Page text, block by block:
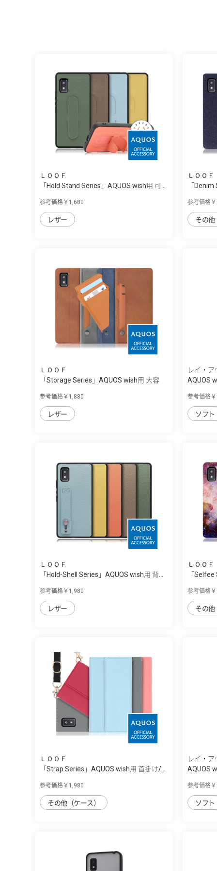
ＬＯＯＦ
「Hold Stand Series」AQUOS wish用 可...
参考価格￥1,680
レザー
ＬＯＯＦ
「
参考価格
その他
ＬＯＯＦ
「Storage Series」AQUOS wish用 大容
参考価格￥1,880
レザー
レイ・ア
AQUOS
参考価格
ソフト
ＬＯＯＦ
「Hold-Shell Series」AQUOS wish用 背...
参考価格￥1,980
レザー
ＬＯＯＦ
「
参考価格
その他
ＬＯＯＦ
「Strap Series」AQUOS wish用 首掛け/...
参考価格￥1,980
その他（ケース）
レイ・ア
AQUOS
参考価格
ソフト